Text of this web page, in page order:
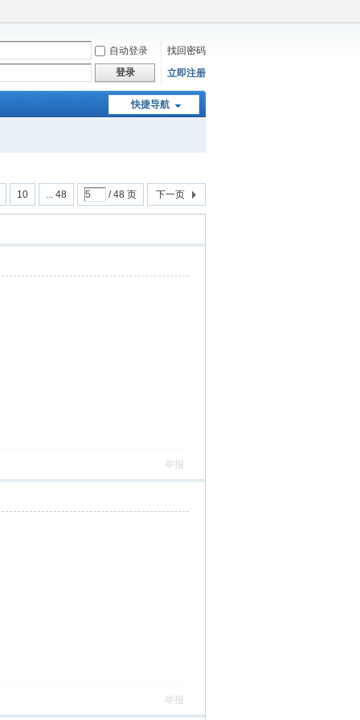
自动登录
找回密码
登录
立即注册
快捷导航
10 ... 48 / 48 页 下一页
举报
举报